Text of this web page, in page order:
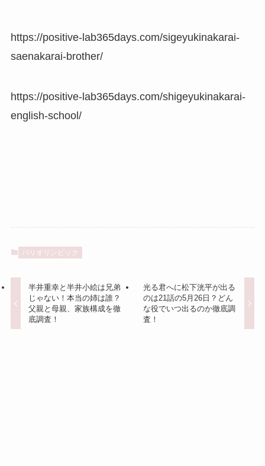
https://positive-lab365days.com/sigeyukinakarai-
saenakarai-brother/
https://positive-lab365days.com/shigeyukinakarai-
english-school/
パリオリンピック
半井重幸と半井小絵は兄弟
じゃない！本当の姉は誰？
父親と母親、家族構成を徹
底調査！
光る君へに松下洸平が出る
のは21話の5月26日？どん
な役でいつ出るのか徹底調
査！